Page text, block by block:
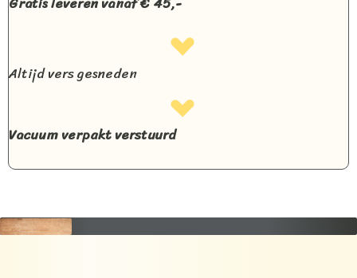
Altijd vers gesneden
Vacuum verpakt verstuurd